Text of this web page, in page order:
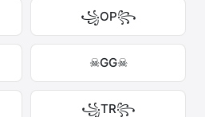
꧁OP꧂
☠GG☠
꧁TR꧂